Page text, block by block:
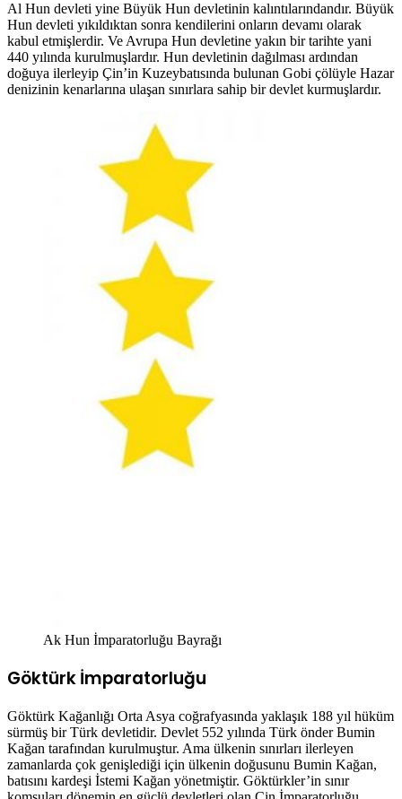
Al Hun devleti yine Büyük Hun devletinin kalıntılarındandır. Büyük
Hun devleti yıkıldıktan sonra kendilerini onların devamı olarak
kabul etmişlerdir. Ve Avrupa Hun devletine yakın bir tarihte yani
440 yılında kurulmuşlardır. Hun devletinin dağılması ardından
doğuya ilerleyip Çin’in Kuzeybatısında bulunan Gobi çölüyle Hazar
denizinin kenarlarına ulaşan sınırlara sahip bir devlet kurmuşlardır.
Ak Hun İmparatorluğu Bayrağı
Göktürk İmparatorluğu
Göktürk Kağanlığı Orta Asya coğrafyasında yaklaşık 188 yıl hüküm
sürmüş bir Türk devletidir. Devlet 552 yılında Türk önder Bumin
Kağan tarafından kurulmuştur. Ama ülkenin sınırları ilerleyen
zamanlarda çok genişlediği için ülkenin doğusunu Bumin Kağan,
batısını kardeşi İstemi Kağan yönetmiştir. Göktürkler’in sınır